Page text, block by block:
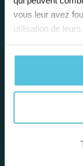
vous leur avez
utilisation de
emploi du